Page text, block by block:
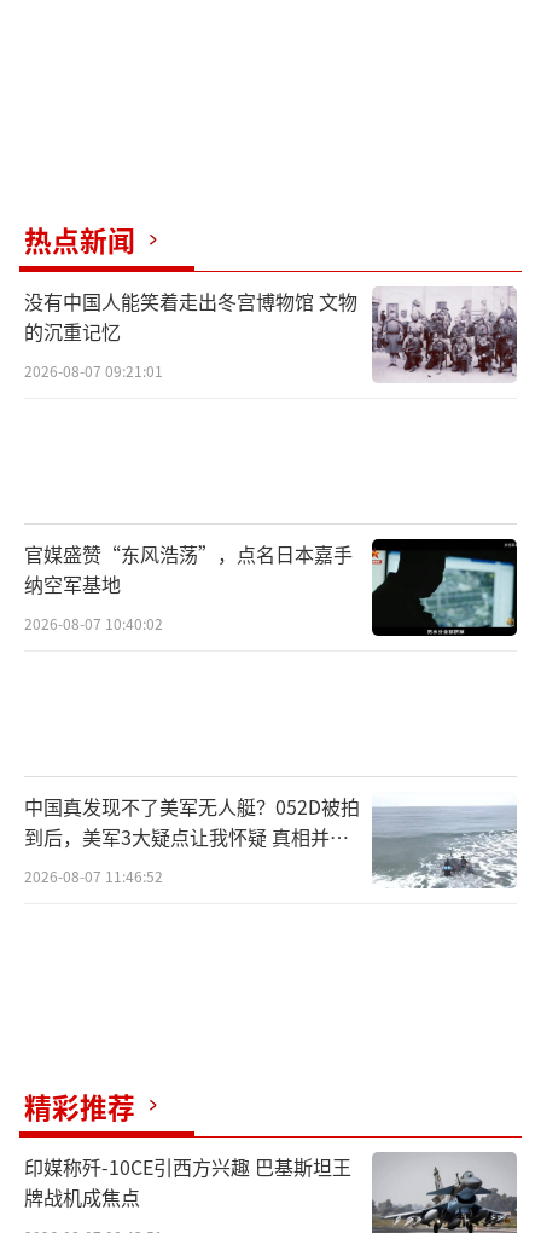
热点新闻
没有中国人能笑着走出冬宫博物馆 文物
的沉重记忆
2026-08-07 09:21:01
官媒盛赞“东风浩荡”，点名日本嘉手
纳空军基地
2026-08-07 10:40:02
中国真发现不了美军无人艇？052D被拍
到后，美军3大疑点让我怀疑 真相并非
如此
2026-08-07 11:46:52
精彩推荐
印媒称歼-10CE引西方兴趣 巴基斯坦王
牌战机成焦点